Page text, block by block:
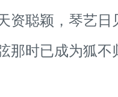
资聪颖，琴艺日
时已成为狐不